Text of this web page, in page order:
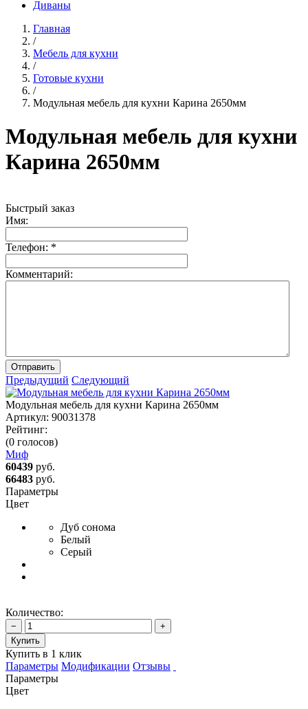
Диваны
Главная
/
Мебель для кухни
/
Готовые кухни
/
Модульная мебель для кухни Карина 2650мм
Модульная мебель для кухни
Карина 2650мм
Быстрый заказ
Имя:
Телефон: *
Комментарий:
Отправить
Предыдущий Следующий
Модульная мебель для кухни Карина 2650мм
Артикул: 90031378
Рейтинг:
(0 голосов)
Миф
60439 руб.
66483 руб.
Параметры
Цвет
Дуб сонома
Белый
Серый
Количество:
−
+
Купить
Купить в 1 клик
Параметры Модификации Отзывы
Параметры
Цвет